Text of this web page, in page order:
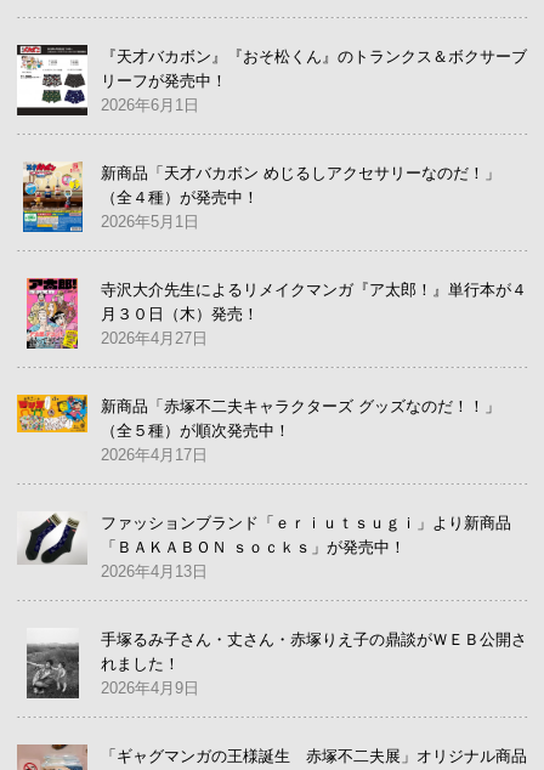
『天才バカボン』『おそ松くん』のトランクス＆ボクサーブ
リーフが発売中！
2026年6月1日
新商品「天才バカボン めじるしアクセサリーなのだ！」
（全４種）が発売中！
2026年5月1日
寺沢大介先生によるリメイクマンガ『ア太郎！』単行本が４
月３０日（木）発売！
2026年4月27日
新商品「赤塚不二夫キャラクターズ グッズなのだ！！」
（全５種）が順次発売中！
2026年4月17日
ファッションブランド「ｅｒｉｕｔｓｕｇｉ」より新商品
「ＢＡＫＡＢＯＮ ｓｏｃｋｓ」が発売中！
2026年4月13日
手塚るみ子さん・丈さん・赤塚りえ子の鼎談がＷＥＢ公開さ
れました！
2026年4月9日
「ギャグマンガの王様誕生 赤塚不二夫展」オリジナル商品